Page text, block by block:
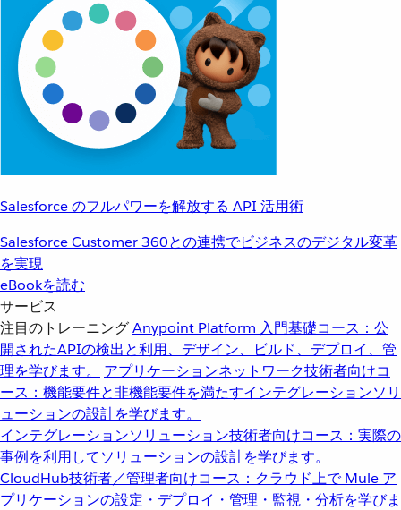
Salesforce のフルパワーを解放する API 活用術
Salesforce Customer 360との連携でビジネスのデジタル変革
を実現
eBookを読む
サービス
注目のトレーニングAnypoint Platform 入門基礎コース：公
開されたAPIの検出と利用、デザイン、ビルド、デプロイ、管
理を学びます。
アプリケーションネットワーク技術者向けコ
ース：機能要件と非機能要件を満たすインテグレーションソリ
ューションの設計を学びます。
インテグレーションソリューション技術者向けコース：実際の
事例を利用してソリューションの設計を学びます。
CloudHub技術者／管理者向けコース：クラウド上で Mule ア
プリケーションの設定・デプロイ・管理・監視・分析を学びま